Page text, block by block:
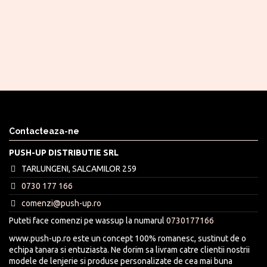
Contacteaza-ne
PUSH-UP DISTRIBUTIE SRL
TARLUNGENI, SALCAMILOR 259
0730 177 166
comenzi@push-up.ro
Puteti face comenzi pe wassup la numarul 0730177166
www.push-up.ro este un concept 100% romanesc, sustinut de o
echipa tanara si entuziasta. Ne dorim sa livram catre clientii nostrii
modele de lenjerie si produse personalizate de cea mai buna